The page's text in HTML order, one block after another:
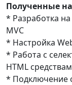
Полученные
* Разработка
MVC
* Настройка
* Работа с
HTML
* Подключение